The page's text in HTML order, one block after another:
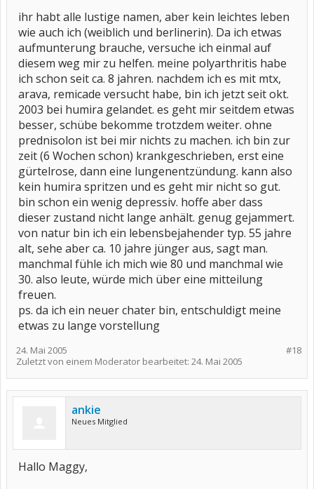
ihr habt alle lustige namen, aber kein leichtes leben
wie auch ich (weiblich und berlinerin). Da ich etwas
aufmunterung brauche, versuche ich einmal auf
diesem weg mir zu helfen. meine polyarthritis habe
ich schon seit ca. 8 jahren. nachdem ich es mit mtx,
arava, remicade versucht habe, bin ich jetzt seit okt.
2003 bei humira gelandet. es geht mir seitdem etwas
besser, schübe bekomme trotzdem weiter. ohne
prednisolon ist bei mir nichts zu machen. ich bin zur
zeit (6 Wochen schon) krankgeschrieben, erst eine
gürtelrose, dann eine lungenentzündung. kann also
kein humira spritzen und es geht mir nicht so gut.
bin schon ein wenig depressiv. hoffe aber dass
dieser zustand nicht lange anhält. genug gejammert.
von natur bin ich ein lebensbejahender typ. 55 jahre
alt, sehe aber ca. 10 jahre jünger aus, sagt man.
manchmal fühle ich mich wie 80 und manchmal wie
30. also leute, würde mich über eine mitteilung
freuen.
ps. da ich ein neuer chater bin, entschuldigt meine
etwas zu lange vorstellung
#18
24. Mai 2005
Zuletzt von einem Moderator bearbeitet: 24. Mai 2005
ankie
Neues Mitglied
Hallo Maggy,